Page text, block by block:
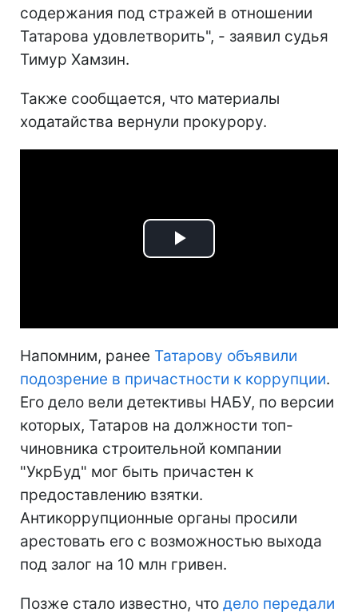
содержания под стражей в отношении
Татарова удовлетворить", - заявил судья
Тимур Хамзин.
Также сообщается, что материалы
ходатайства вернули прокурору.
Play
Напомним, ранее Татарову объявили
подозрение в причастности к коррупции.
Его дело вели детективы НАБУ, по версии
которых, Татаров на должности топ-
чиновника строительной компании
"УкрБуд" мог быть причастен к
предоставлению взятки.
Антикоррупционные органы просили
арестовать его с возможностью выхода
под залог на 10 млн гривен.
Позже стало известно, что дело передали